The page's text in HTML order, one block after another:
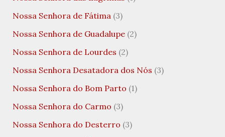
Nossa Senhora de Fátima(3)
Nossa Senhora de Guadalupe(2)
Nossa Senhora de Lourdes (2)
Nossa Senhora Desatadora dos Nós (3)
Nossa Senhora do Bom Parto (1)
Nossa Senhora do Carmo (3)
Nossa Senhora do Desterro (3)